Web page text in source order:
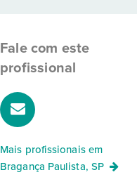
Fale com este
profissional
Mais profissionais em
Bragança Paulista, SP